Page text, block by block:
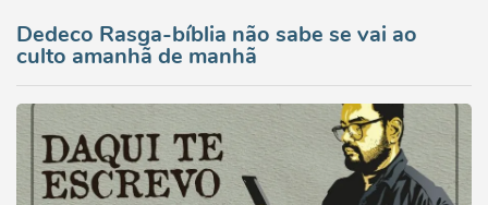
Dedeco Rasga-bíblia não sabe se vai ao
culto amanhã de manhã